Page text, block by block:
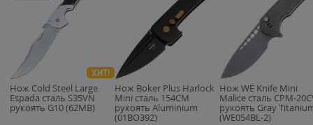
ХИТ!
Нож Cold Steel Large
Espada сталь S35VN
рукоять G10 (62MB)
Нож Boker Plus Harlock
Mini сталь 154CM
рукоять Aluminium
(01BO392)
Нож WE Knife Mini
Malice сталь CPM-
рукоять Gray
(WE054BL-2)